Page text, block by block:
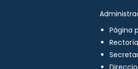
Página
Rectoría